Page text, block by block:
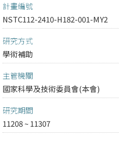
計畫編號
NSTC112-2410-H182-001-MY2
研究方式
學術補助
主管機關
國家科學及技術委員會(本會)
研究期間
11208 ~ 11307